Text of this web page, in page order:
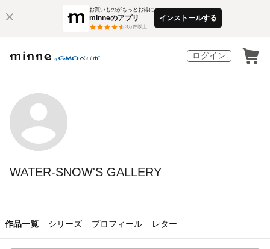
お買いものがもっとお得に
minneのアプリ
3万件以上
インストールする
ログイン
WATER-SNOW'S GALLERY
作品一覧 シリーズ プロフィール レター